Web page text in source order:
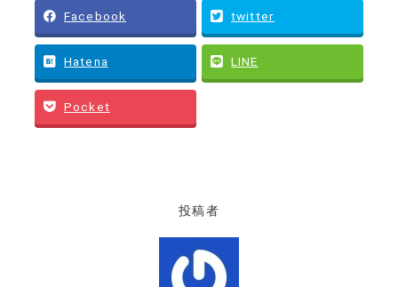
Facebook twitter
Hatena LINE
Pocket
投稿者